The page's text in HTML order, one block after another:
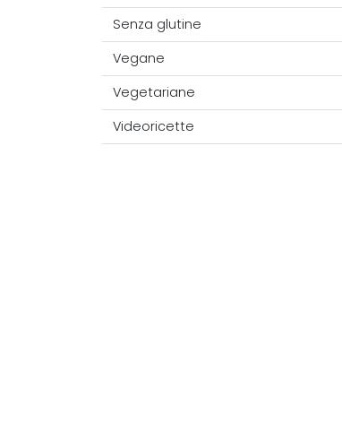
Senza glutine
Vegane
Vegetariane
Videoricette